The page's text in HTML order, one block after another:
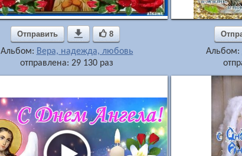
Отправить  8
Альбом: Вера, надежда, любовь
отправлена: 29 130 раз
Альбом: